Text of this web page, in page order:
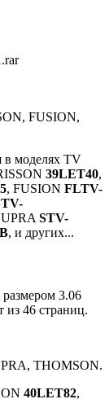
FUSION,
в моделях TV
39LET40,
, FUSION FLTV-
STV-
, и других...
размером 3.06
из 46 страниц.
THOMSON.
40LET82,